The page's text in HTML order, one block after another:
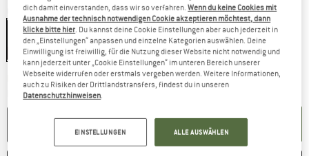
Größe:50 Holds
50 Holds
10%
Lieferzeit: 2-4 Werktage
Der Link öffnet sich in einer Infobox und
Menge:
IN DEN WARENKORB
dich damit einverstanden, dass wir so verfahren.Wenn du keine Cookies mit
Ausnahme der technisch notwendigen Cookie akzeptieren möchtest, dann
klicke bitte hier. Du kannst deine Cookie Einstellungen aber auch jederzeit in
den „Einstellungen“ anpassen und einzelne Kategorien auswählen. Deine
Einwilligung ist freiwillig, für die Nutzung dieser Website nicht notwendig und
kann jederzeit unter „Cookie Einstellungen“ im unteren Bereich unserer
Webseite widerrufen oder erstmals vergeben werden. Weitere Informationen,
auch zu Risiken der Drittlandstransfers, findest du in unseren
Datenschutzhinweisen.
EINSTELLUNGEN ALLE AUSWÄHLEN